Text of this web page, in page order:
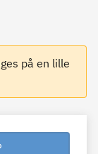
på en lille